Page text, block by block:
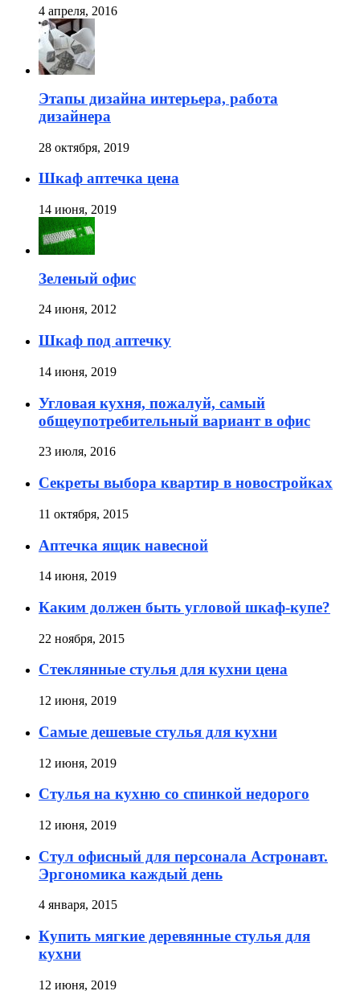
4 апреля, 2016
Этапы дизайна интерьера, работа
дизайнера
28 октября, 2019
Шкаф аптечка цена
14 июня, 2019
Зеленый офис
24 июня, 2012
Шкаф под аптечку
14 июня, 2019
Угловая кухня, пожалуй, самый
общеупотребительный вариант в офис
23 июля, 2016
Секреты выбора квартир в новостройках
11 октября, 2015
Аптечка ящик навесной
14 июня, 2019
Каким должен быть угловой шкаф-купе?
22 ноября, 2015
Стеклянные стулья для кухни цена
12 июня, 2019
Самые дешевые стулья для кухни
12 июня, 2019
Стулья на кухню со спинкой недорого
12 июня, 2019
Стул офисный для персонала Астронавт.
Эргономика каждый день
4 января, 2015
Купить мягкие деревянные стулья для
кухни
12 июня, 2019